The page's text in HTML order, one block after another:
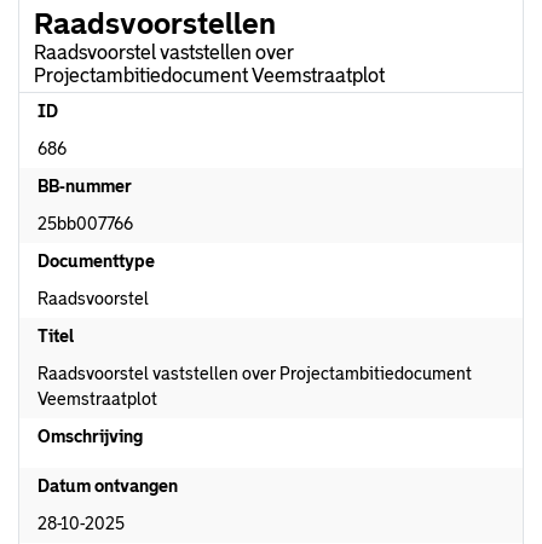
Raadsvoorstellen
Raadsvoorstel vaststellen over
Projectambitiedocument Veemstraatplot
ID
686
BB-nummer
25bb007766
Documenttype
Raadsvoorstel
Titel
Raadsvoorstel vaststellen over Projectambitiedocument
Veemstraatplot
Omschrijving
Datum ontvangen
28-10-2025